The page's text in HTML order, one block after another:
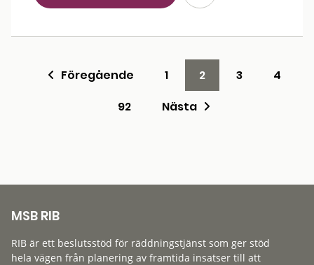
Föregående 1 2 3
4
92
Nästa
MSB RIB
RIB är ett beslutsstöd för räddningstjänst som ger stöd
hela vägen från planering av framtida insatser till att